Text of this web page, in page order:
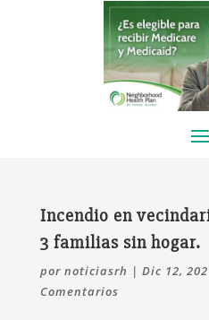
Incendio en
3 familias sin hogar.
por noticiasrh | Dic 12,
Comentarios